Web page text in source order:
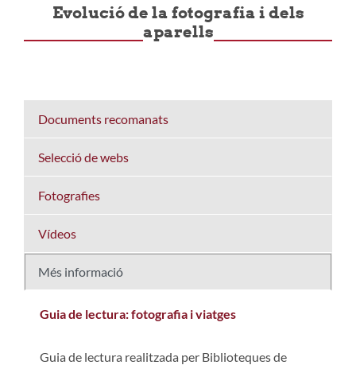
Evolució de la fotografia i dels
aparells
Documents recomanats
Selecció de webs
Fotografies
Vídeos
Més informació
Guia de lectura: fotografia i viatges
Guia de lectura realitzada per Biblioteques de